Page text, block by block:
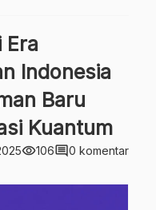
Era
Indonesia
Baru
Kuantum
visibility106comment0 komentar